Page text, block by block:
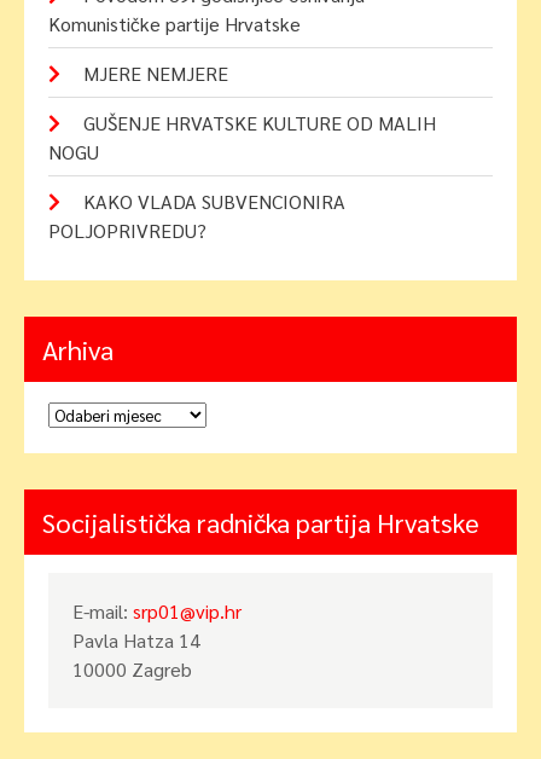
Komunističke partije Hrvatske
MJERE NEMJERE
GUŠENJE HRVATSKE KULTURE OD MALIH
NOGU
KAKO VLADA SUBVENCIONIRA
POLJOPRIVREDU?
Arhiva
Arhiva
Socijalistička radnička partija Hrvatske
E-mail: srp01@vip.hr
Pavla Hatza 14
10000 Zagreb